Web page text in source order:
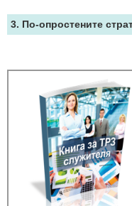
3. По-опростените